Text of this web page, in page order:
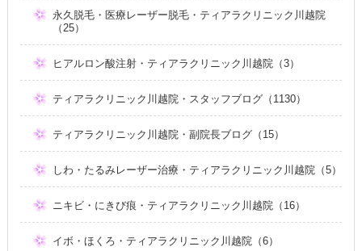
永久脱毛・医療レーザー脱毛・ティアラクリニック川越院
（25）
ヒアルロン酸注射・ティアラクリニック川越院（3）
ティアラクリニック川越院・スタッフブログ（1130）
ティアラクリニック川越院・副院長ブログ（15）
しわ・たるみレーザー治療・ティアラクリニック川越院（5）
ニキビ・にきび痕・ティアラクリニック川越院（16）
イボ・ほくろ・ティアラクリニック川越院（6）